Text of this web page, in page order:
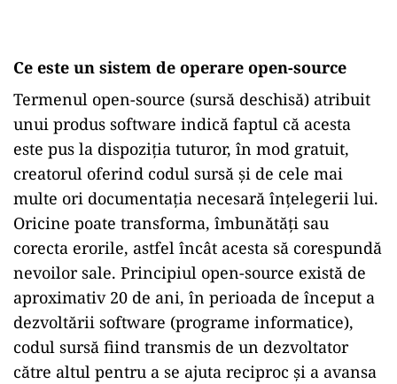
Ce este un sistem de operare open-source
Termenul open-source (sursă deschisă) atribuit
unui produs software indică faptul că acesta
este pus la dispoziția tuturor, în mod gratuit,
creatorul oferind codul sursă și de cele mai
multe ori documentația necesară înțelegerii lui.
Oricine poate transforma, îmbunătăți sau
corecta erorile, astfel încât acesta să corespundă
nevoilor sale. Principiul open-source există de
aproximativ 20 de ani, în perioada de început a
dezvoltării software (programe informatice),
codul sursă fiind transmis de un dezvoltator
către altul pentru a se ajuta reciproc și a avansa